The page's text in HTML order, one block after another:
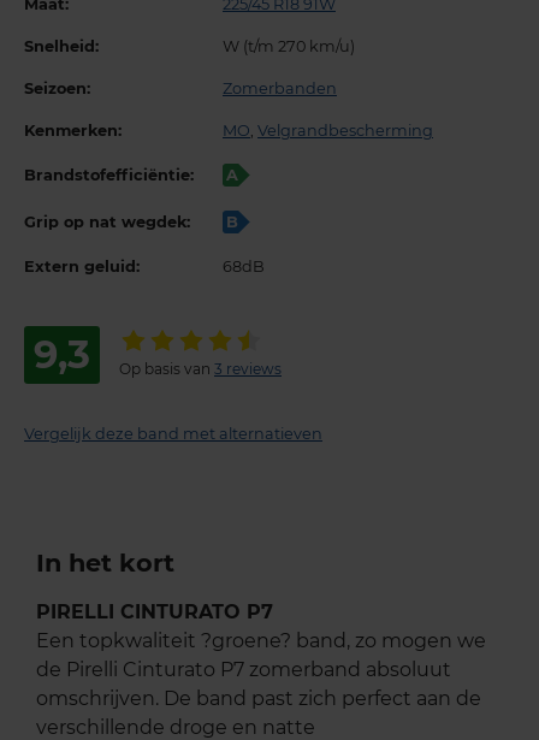
Maat: 225/45 R18 91W
Snelheid: W (t/m 270 km/u)
Seizoen: Zomerbanden
Kenmerken: MO Velgrandbescherming
Brandstofefficiëntie: A
Grip op nat wegdek: B
Extern geluid: 68dB
9,3 Op basis van 3 reviews
Vergelijk deze band met alternatieven
In het kort
PIRELLI CINTURATO P7
Een topkwaliteit ?groene? band, zo mogen we
de Pirelli Cinturato P7 zomerband absoluut
omschrijven. De band past zich perfect aan de
verschillende droge en natte